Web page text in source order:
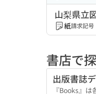
山梨県立
紙請求記号
書店で
出版書誌
『Books』